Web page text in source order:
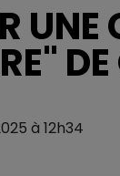
à 12h34